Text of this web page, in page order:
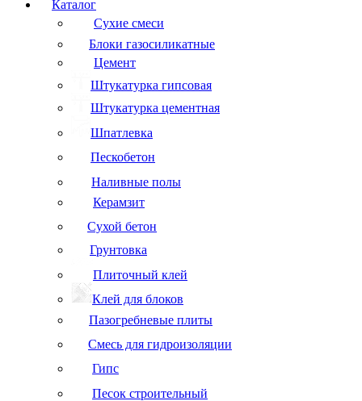
Каталог
Сухие смеси
Блоки газосиликатные
Цемент
Штукатурка гипсовая
Штукатурка цементная
Шпатлевка
Пескобетон
Наливные полы
Керамзит
Сухой бетон
Грунтовка
Плиточный клей
Клей для блоков
Пазогребневые плиты
Смесь для гидроизоляции
Гипс
Песок строительный